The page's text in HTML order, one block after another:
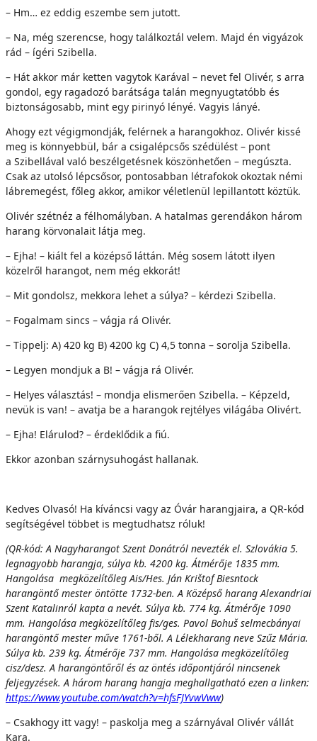
– Hm… ez eddig eszembe sem jutott.
– Na, még szerencse, hogy találkoztál velem. Majd én vigyázok
rád – ígéri Szibella.
– Hát akkor már ketten vagytok Karával – nevet fel Olivér, s arra
gondol, egy ragadozó barátsága talán megnyugtatóbb és
biztonságosabb, mint egy pirinyó lényé. Vagyis lányé.
Ahogy ezt végigmondják, felérnek a harangokhoz. Olivér kissé
meg is könnyebbül, bár a csigalépcsős szédülést – pont
a Szibellával való beszélgetésnek köszönhetően – megúszta.
Csak az utolsó lépcsősor, pontosabban létrafokok okoztak némi
lábremegést, főleg akkor, amikor véletlenül lepillantott köztük.
Olivér szétnéz a félhomályban. A hatalmas gerendákon három
harang körvonalait látja meg.
– Ejha! – kiált fel a középső láttán. Még sosem látott ilyen
közelről harangot, nem még ekkorát!
– Mit gondolsz, mekkora lehet a súlya? – kérdezi Szibella.
– Fogalmam sincs – vágja rá Olivér.
– Tippelj: A) 420 kg B) 4200 kg C) 4,5 tonna – sorolja Szibella.
– Legyen mondjuk a B! – vágja rá Olivér.
– Helyes választás! – mondja elismerően Szibella. – Képzeld,
nevük is van! – avatja be a harangok rejtélyes világába Olivért.
– Ejha! Elárulod? – érdeklődik a fiú.
Ekkor azonban szárnysuhogást hallanak.
Kedves Olvasó! Ha kíváncsi vagy az Óvár harangjaira, a QR-kód
segítségével többet is megtudhatsz róluk!
(QR-kód: A Nagyharangot Szent Donátról nevezték el. Szlovákia 5.
legnagyobb harangja, súlya kb. 4200 kg. Átmérője 1835 mm.
Hangolása megközelítőleg Ais/Hes. Ján Krištof Biesntock
harangöntő mester öntötte 1732-ben. A Középső harang Alexandriai
Szent Katalinról kapta a nevét. Súlya kb. 774 kg. Átmérője 1090
mm. Hangolása megközelítőleg fis/ges. Pavol Bohušselmecbányai
harangöntő mester műve 1761-ből. A Lélekharang neve Szűz Mária.
Súlya kb. 239 kg. Átmérője 737 mm. Hangolása megközelítőleg
cisz/desz. A harangöntőről és az öntés időpontjáról nincsenek
feljegyzések. A három harang hangja meghallgatható ezen a linken:
https://www.youtube.com/watch?v=hfsFJYvwVww)
– Csakhogy itt vagy! – paskolja meg a szárnyával Olivér vállát
Kara.